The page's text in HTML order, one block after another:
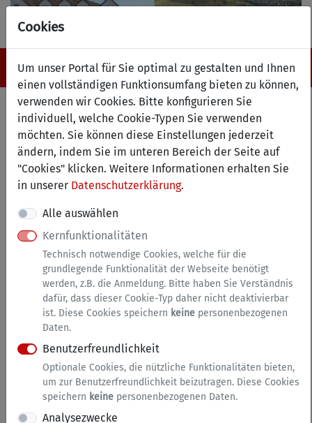
Cookies
Um unser Portal für Sie optimal zu gestalten und Ihnen
einen vollständigen Funktionsumfang bieten zu können,
verwenden wir Cookies. Bitte konfigurieren Sie
individuell, welche Cookie-Typen Sie verwenden
möchten. Sie können diese Einstellungen jederzeit
ändern, indem Sie im unteren Bereich der Seite auf
"Cookies" klicken. Weitere Informationen erhalten Sie
in unserer Datenschutzerklärung.
Alle auswählen
Kernfunktionalitäten
Technisch notwendige Cookies, welche für die
grundlegende Funktionalität der Webseite benötigt
werden, z.B. die Anmeldung. Bitte haben Sie Verständnis
dafür, dass dieser Cookie-Typ daher nicht deaktivierbar
ist. Diese Cookies speichern keine personenbezogenen
Daten.
Benutzerfreundlichkeit
Optionale Cookies, die nützliche Funktionalitäten bieten,
um zur Benutzerfreundlichkeit beizutragen. Diese Cookies
speichern keine personenbezogenen Daten.
Analysezwecke
Navigation ein-/ausblenden
Menü
Serviceübersicht
zurück
Anzeige der Services A bis Z
Bürgerbüro & Standesamt
Standesamt, Meldeangelegenheiten, Fundbüro,
Statusabfrage für Ausweise und Pässe,
Führungszeugnis, Gewerbezentralregister...